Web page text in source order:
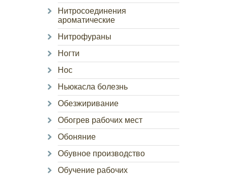
Нитросоединения
ароматические
Нитрофураны
Ногти
Нос
Ньюкасла болезнь
Обезжиривание
Обогрев рабочих мест
Обоняние
Обувное производство
Обучение рабочих